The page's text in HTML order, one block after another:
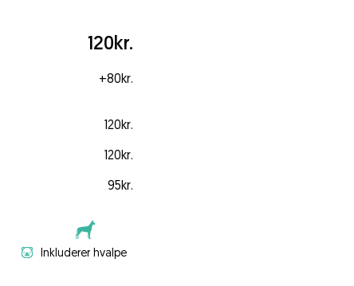
120kr.
+80kr.
120kr.
120kr.
95kr.
Inkluderer hvalpe